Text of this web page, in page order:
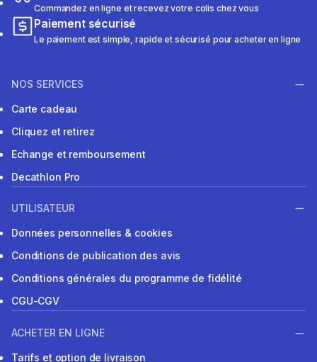
Commandez en ligne et recevez votre colis chez vous
Paiement sécurisé
Le paiement est simple, rapide et sécurisé pour acheter en ligne
NOS SERVICES
Carte cadeau
Cliquez et retirez
Echange et remboursement
Decathlon Pro
UTILISATEUR
Données personnelles & cookies
Conditions de publication des avis
Conditions générales du programme de fidélité
CGU-CGV
ACHETER EN LIGNE
Tarifs et option de livraison